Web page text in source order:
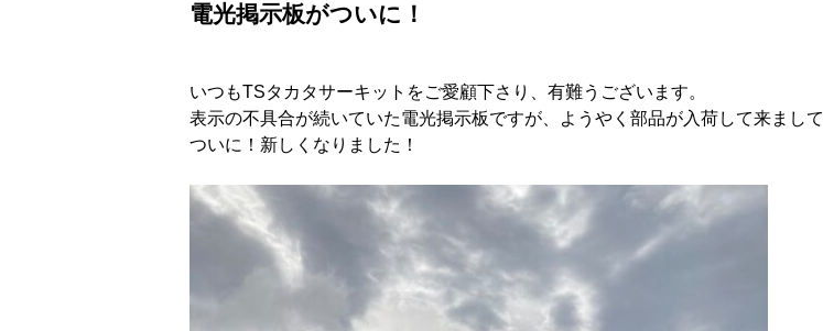
電光掲示板がついに！
いつもTSタカタサーキットをご愛顧下さり、有難うございます。
表示の不具合が続いていた電光掲示板ですが、ようやく部品が入荷して来まして
ついに！新しくなりました！